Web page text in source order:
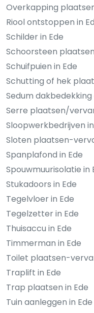
Overkapping
Riool ontstoppen in
Schilder in Ede
Schoorsteen
Schuifpuien in Ede
Schutting of hek
Sedum
Serre plaatsen/
Sloopwerkbedrijven
Sloten plaatsen-
Spanplafond in Ede
Spouwmuurisolatie in
Stukadoors in Ede
Tegelvloer in Ede
Tegelzetter in Ede
Thuisaccu in Ede
Timmerman in Ede
Toilet plaatsen-
Traplift in Ede
Trap plaatsen in Ede
Tuin aanleggen in Ede